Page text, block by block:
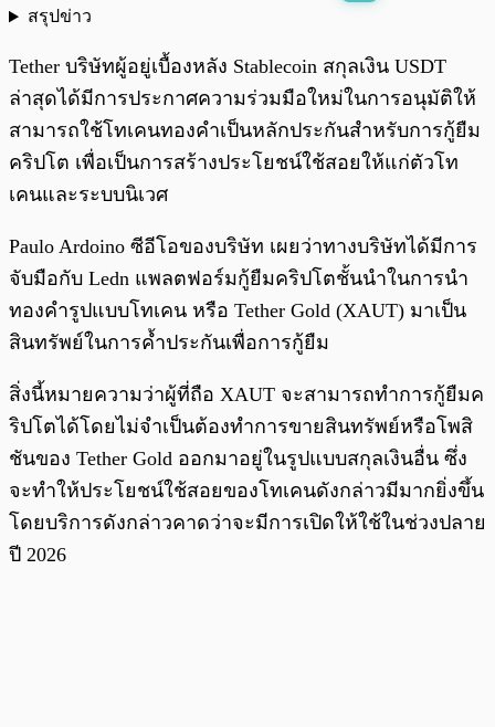
สรุปข่าว
Tether บริษัทผู้อยู่เบื้องหลัง Stablecoin สกุลเงิน USDT
ล่าสุดได้มีการประกาศความร่วมมือใหม่ในการอนุมัติให้
สามารถใช้โทเคนทองคำเป็นหลักประกันสำหรับการกู้ยืม
คริปโต เพื่อเป็นการสร้างประโยชน์ใช้สอยให้แก่ตัวโท
เคนและระบบนิเวศ
Paulo Ardoino ซีอีโอของบริษัท เผยว่าทางบริษัทได้มีการ
จับมือกับ Ledn แพลตฟอร์มกู้ยืมคริปโตชั้นนำในการนำ
ทองคำรูปแบบโทเคน หรือ Tether Gold (XAUT) มาเป็น
สินทรัพย์ในการค้ำประกันเพื่อการกู้ยืม
สิ่งนี้หมายความว่าผู้ที่ถือ XAUT จะสามารถทำการกู้ยืมค
ริปโตได้โดยไม่จำเป็นต้องทำการขายสินทรัพย์หรือโพสิ
ชันของ Tether Gold ออกมาอยู่ในรูปแบบสกุลเงินอื่น ซึ่ง
จะทำให้ประโยชน์ใช้สอยของโทเคนดังกล่าวมีมากยิ่งขึ้น
โดยบริการดังกล่าวคาดว่าจะมีการเปิดให้ใช้ในช่วงปลาย
ปี 2026